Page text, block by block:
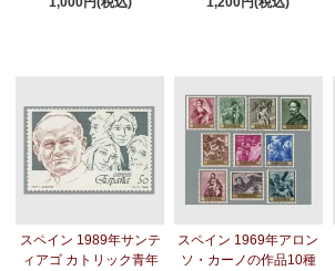
スペイン 1989年サンテ
ィアゴ カトリック青年
スペイン 1969年アロン
ソ・カーノの作品10種